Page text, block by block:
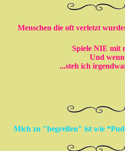
Menschen die oft verletzt
Spiele NIE mit
Und
...steh ich
Mich zu "begreifen" ist wie